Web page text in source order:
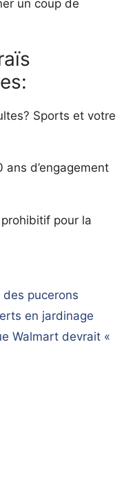
un coup de
Sports et votre
d’engagement
pour la
pucerons
en jardinage
Walmart devrait «